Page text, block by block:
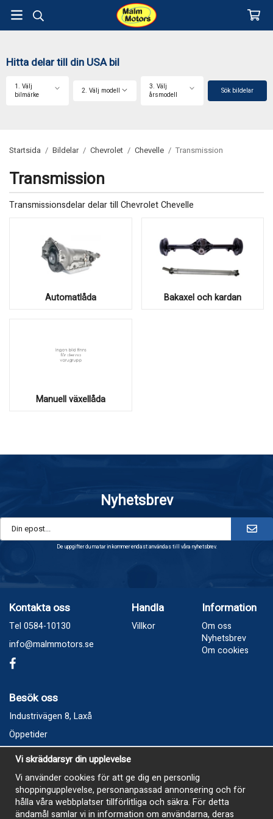
Hitta delar till din USA bil
1. Välj
bilmärke
2. Välj modell
3. Välj
årsmodell
Sök bildelar
Startsida / Bildelar / Chevrolet / Chevelle / Transmission
Transmission
Transmissionsdelar delar till Chevrolet Chevelle
Automatlåda Bakaxel och kardan
Manuell växellåda
Nyhetsbrev
De uppgifter du matar in kommer endast användas till våra nyhetsbrev.
Kontakta oss
Tel 0584-10130
info@malmmotors.se
Handla
Villkor
Information
Om oss
Nyhetsbrev
Om cookies
Besök oss
Industrivägen 8, Laxå
Öppetider
Vecka 32
Måndag kl 9-12, kl 13 - 15
Onsdag kl 9-12, kl 13 - 15
Tisdag, Tordag och Fredag stängt
Vi skräddarsyr din upplevelse
Vi använder cookies för att ge dig en personlig
shoppingupplevelse, personanpassad annonsering och för
hålla våra webbplatser tillförlitliga och säkra. För detta
ändamål samlar vi in information om användarna, deras